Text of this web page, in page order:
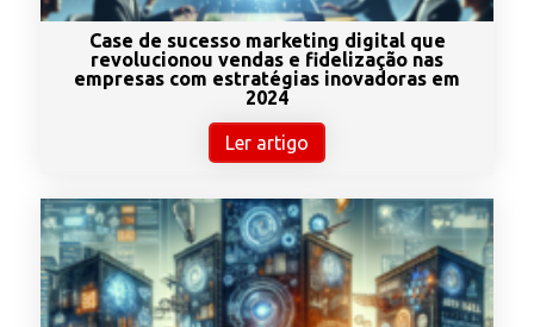
Case de sucesso marketing digital que
revolucionou vendas e fidelização nas
empresas com estratégias inovadoras em
2024
Ler artigo